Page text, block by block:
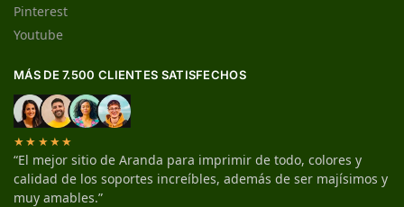
Pinterest
Youtube
MÁS DE 7.500 CLIENTES SATISFECHOS
★★★★★
“El mejor sitio de Aranda para imprimir de todo, colores y
calidad de los soportes increíbles, además de ser majísimos y
muy amables.”